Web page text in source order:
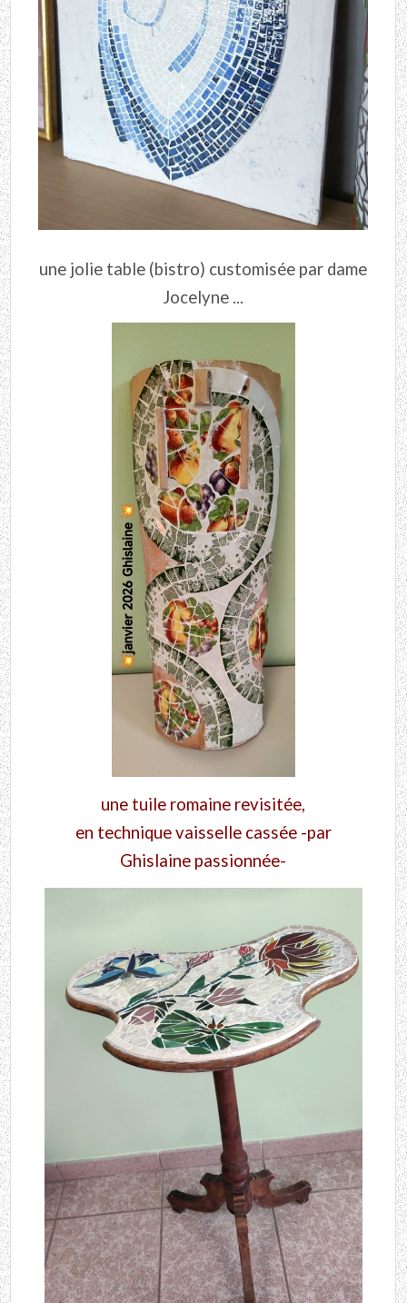
une jolie table (bistro) customisée par dame
Jocelyne ...
une tuile romaine revisitée,
en technique vaisselle cassée -par
Ghislaine passionnée-